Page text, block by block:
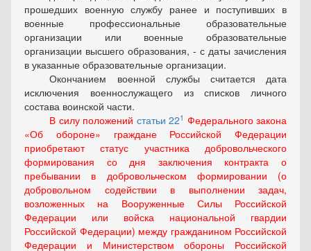
прошедших военную службу ранее и поступивших в
военные профессиональные образовательные
организации или военные образовательные
организации высшего образования, - с даты зачисления
в указанные образовательные организации.
Окончанием военной службы считается дата
исключения военнослужащего из списков личного
состава воинской части.
В силу положений статьи 221 Федерального закона
«Об обороне» граждане Российской Федерации
приобретают статус участника добровольческого
формирования со дня заключения контракта о
пребывании в добровольческом формировании (о
добровольном содействии в выполнении задач,
возложенных на Вооруженные Силы Российской
Федерации или войска национальной гвардии
Российской Федерации) между гражданином Российской
Федерации и Министерством обороны Российской